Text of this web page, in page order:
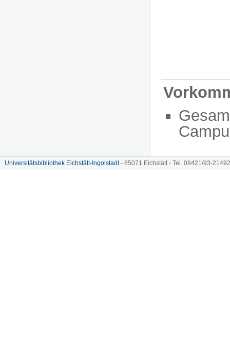
Universitätsbibliothek Eichstätt-Ingolstadt- 85071 Eichstätt - Tel. 08421/93-